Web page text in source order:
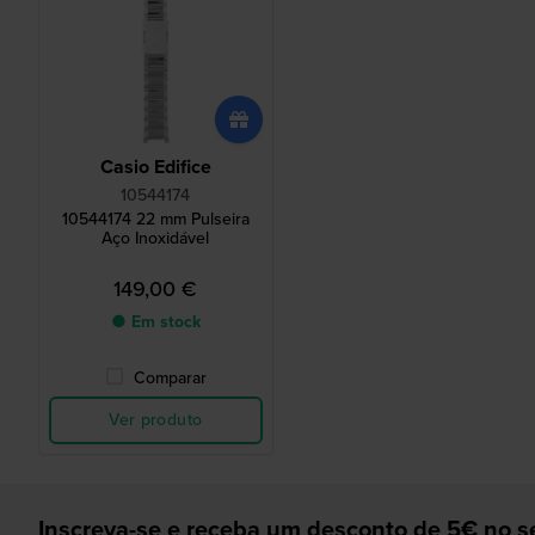
Casio Edifice
10544174
10544174 22 mm Pulseira
Aço Inoxidável
149,00 €
● Em stock
Comparar
Ver produto